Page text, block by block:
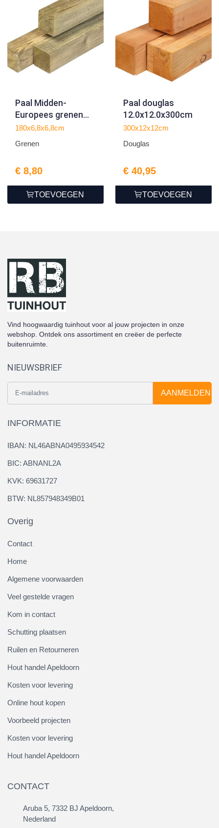
Paal Midden-
Europees grenen
6.8x6.8x180cm
180x6,8x6,8cm
Grenen
€ 8,80
TOEVOEGEN
Paal douglas
12.0x12.0x300cm
300x12x12cm
Douglas
€ 40,95
TOEVOEGEN
Vind hoogwaardig tuinhout voor al jouw projecten in onze
webshop. Ontdek ons assortiment en creëer de perfecte
buitenruimte.
NIEUWSBRIEF
AANMELDEN
INFORMATIE
IBAN: NL46ABNA0495934542
BIC: ABNANL2A
KVK: 69631727
BTW: NL857948349B01
Overig
Contact
Home
Algemene voorwaarden
Veel gestelde vragen
Kom in contact
Schutting plaatsen
Ruilen en Retourneren
Hout handel Apeldoorn
Kosten voor levering
Online hout kopen
Voorbeeld projecten
Kosten voor levering
Hout handel Apeldoorn
CONTACT
Aruba 5, 7332 BJ Apeldoorn,
Nederland